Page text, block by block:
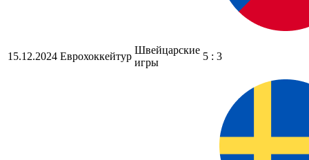
15.12.2024 Еврохоккейтур
Швейцарские
игры
5 : 3